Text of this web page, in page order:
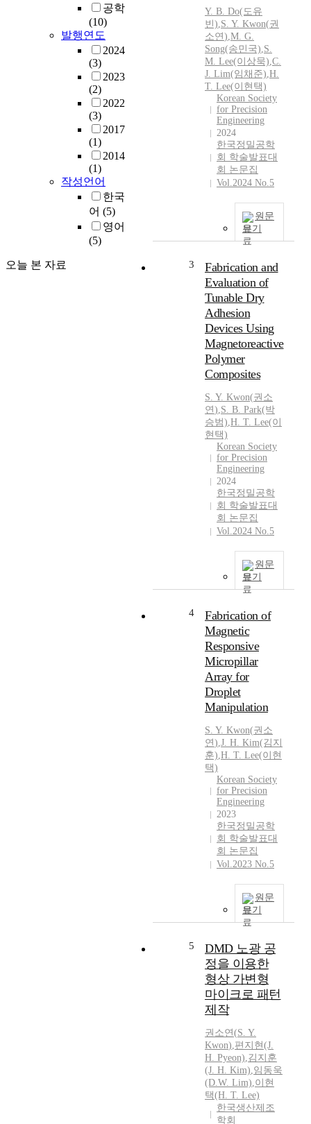
공학
(10)
발행연도
2024
(3)
2023
(2)
2022
(3)
2017
(1)
2014
(1)
작성언어
한국
어 (5)
영어
(5)
오늘 본 자료
Y. B. Do(도유
빈),S. Y. Kwon(권
소연),M. G.
Song(송민국),S.
M. Lee(이상묵),C.
J. Lim(임채준),H.
T. Lee(이현택)
Korean Society
for Precision
Engineering
2024
한국정밀공학
회 학술발표대
회 논문집
Vol.2024 No.5
원문
보기
3
Fabrication and
Evaluation of
Tunable Dry
Adhesion
Devices Using
Magnetoreactive
Polymer
Composites
S. Y. Kwon(권소
연),S. B. Park(박
승범),H. T. Lee(이
현택)
Korean Society
for Precision
Engineering
2024
한국정밀공학
회 학술발표대
회 논문집
Vol.2024 No.5
원문
보기
4
Fabrication of
Magnetic
Responsive
Micropillar
Array for
Droplet
Manipulation
S. Y. Kwon(권소
연),J. H. Kim(김지
훈),H. T. Lee(이현
택)
Korean Society
for Precision
Engineering
2023
한국정밀공학
회 학술발표대
회 논문집
Vol.2023 No.5
원문
보기
5
DMD 노광 공
정을 이용한
형상 가변형
마이크로 패턴
제작
권소연(S. Y.
Kwon),편지현(J.
H. Pyeon),김지훈
(J. H. Kim),임동욱
(D.W. Lim),이현
택(H. T. Lee)
한국생산제조
학회